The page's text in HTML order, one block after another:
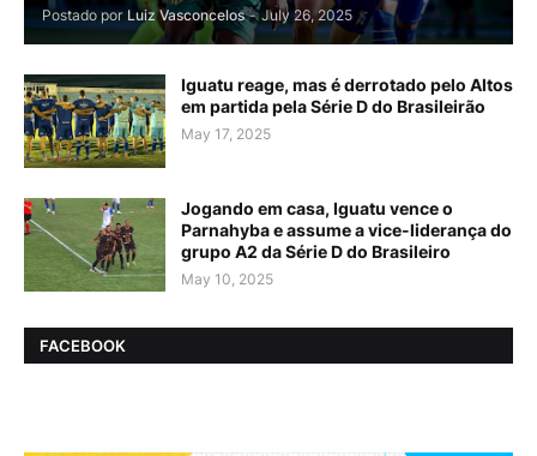
Postado por Luiz Vasconcelos - July 26, 2025
Iguatu reage, mas é derrotado pelo Altos
em partida pela Série D do Brasileirão
May 17, 2025
Jogando em casa, Iguatu vence o
Parnahyba e assume a vice-liderança do
grupo A2 da Série D do Brasileiro
May 10, 2025
FACEBOOK